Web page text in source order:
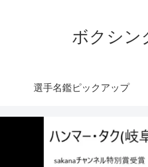
ボクシン
選手名鑑ピックアップ